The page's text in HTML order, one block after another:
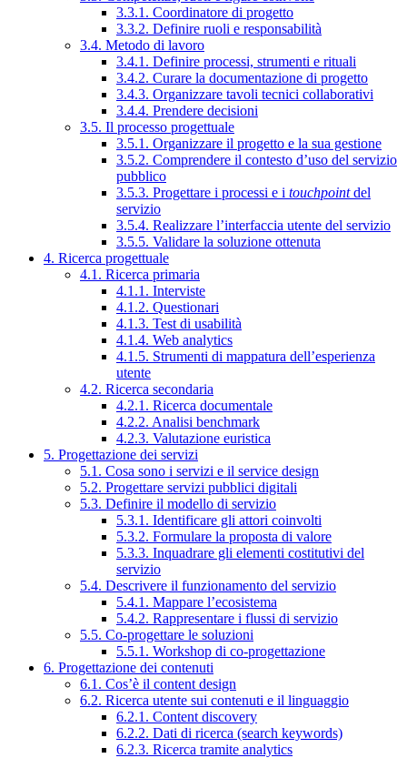
3.3.1. Coordinatore di progetto
3.3.2. Definire ruoli e responsabilità
3.4. Metodo di lavoro
3.4.1. Definire processi, strumenti e rituali
3.4.2. Curare la documentazione di progetto
3.4.3. Organizzare tavoli tecnici collaborativi
3.4.4. Prendere decisioni
3.5. Il processo progettuale
3.5.1. Organizzare il progetto e la sua gestione
3.5.2. Comprendere il contesto d’uso del servizio
pubblico
3.5.3. Progettare i processi e i touchpointdel
servizio
3.5.4. Realizzare l’interfaccia utente del servizio
3.5.5. Validare la soluzione ottenuta
4. Ricerca progettuale
4.1. Ricerca primaria
4.1.1. Interviste
4.1.2. Questionari
4.1.3. Test di usabilità
4.1.4. Web analytics
4.1.5. Strumenti di mappatura dell’esperienza
utente
4.2. Ricerca secondaria
4.2.1. Ricerca documentale
4.2.2. Analisi benchmark
4.2.3. Valutazione euristica
5. Progettazione dei servizi
5.1. Cosa sono i servizi e il service design
5.2. Progettare servizi pubblici digitali
5.3. Definire il modello di servizio
5.3.1. Identificare gli attori coinvolti
5.3.2. Formulare la proposta di valore
5.3.3. Inquadrare gli elementi costitutivi del
servizio
5.4. Descrivere il funzionamento del servizio
5.4.1. Mappare l’ecosistema
5.4.2. Rappresentare i flussi di servizio
5.5. Co-progettare le soluzioni
5.5.1. Workshop di co-progettazione
6. Progettazione dei contenuti
6.1. Cos’è il content design
6.2. Ricerca utente sui contenuti e il linguaggio
6.2.1. Content discovery
6.2.2. Dati di ricerca (search keywords)
6.2.3. Ricerca tramite analytics